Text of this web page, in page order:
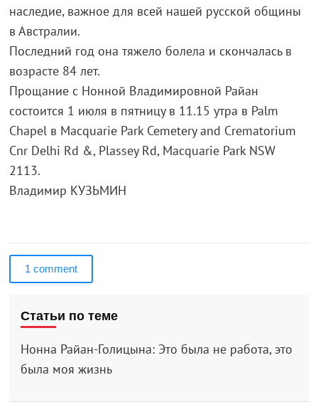
наследие, важное для всей нашей русской общины
в Австралии.
Последний год она тяжело болела и скончалась в
возрасте 84 лет.
Прощание с Нонной Владимировной Райан
состоится 1 июля в пятницу в 11.15 утра в Palm
Chapel в Macquarie Park Cemetery and Crematorium
Cnr Delhi Rd &, Plassey Rd, Macquarie Park NSW
2113.
Владимир КУЗЬМИН
1 comment
Статьи по теме
Нонна Райан-Голицына: Это была не работа, это
была моя жизнь